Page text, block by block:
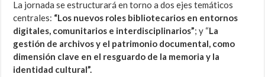
La jornada se estructurará en torno a dos ejes temáticos
centrales: “Los nuevos roles bibliotecarios en entornos
digitales, comunitarios e interdisciplinarios”; y “La
gestión de archivos y el patrimonio documental, como
dimensión clave en el resguardo de la memoria y la
identidad cultural”.